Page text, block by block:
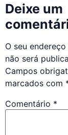
Deixe um
O seu
não será
Campos
marcados com
Comentário *